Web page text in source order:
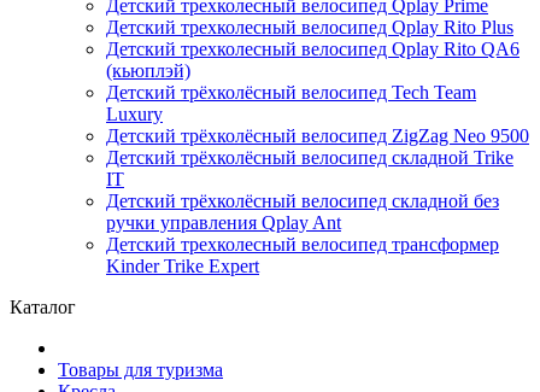
Детский трехколесный велосипед Qplay Prime
Детский трехколесный велосипед Qplay Rito Plus
Детский трехколесный велосипед Qplay Rito QA6
(кьюплэй)
Детский трёхколёсный велосипед Tech Team
Luxury
Детский трёхколёсный велосипед ZigZag Neo 9500
Детский трёхколёсный велосипед складной Trike
IT
Детский трёхколёсный велосипед складной без
ручки управления Qplay Ant
Детский трехколесный велосипед трансформер
Kinder Trike Expert
Каталог
Товары для туризма